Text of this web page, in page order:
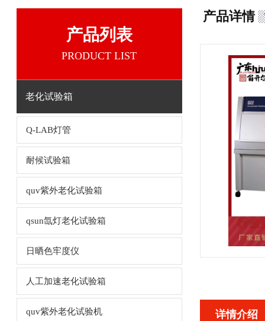
产品列表
PRODUCT LIST
老化试验箱
Q-LAB灯管
耐候试验箱
quv紫外老化试验箱
qsun氙灯老化试验箱
日晒色牢度仪
人工加速老化试验箱
quv紫外老化试验机
产品详情
详情介绍